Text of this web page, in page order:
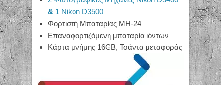
&1 Nikon D3500
Φορτιστή Μπαταρίας MH-24
Επαναφορτιζόμενη μπαταρία ιόντων
Κάρτα μνήμης 16GB, Τσάντα μεταφοράς